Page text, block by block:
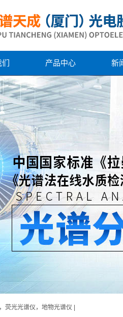
产品中心 新
荧光光谱仪，地物光谱仪 |